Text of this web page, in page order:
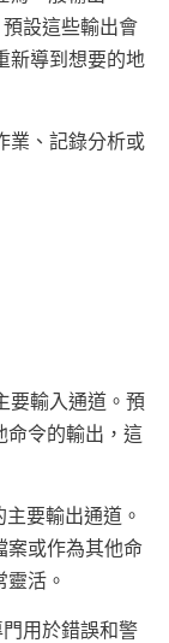
預設這些輸出會
新導到想要的地
業、記錄分析或
要輸入通道。預
命令的輸出，這
主要輸出通道。
案或作為其他命
活。
門用於錯誤和警